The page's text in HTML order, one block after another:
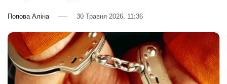
Попова Аліна 30 Травня 2026, 11:36